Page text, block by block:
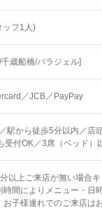
ッフ1人)
歳船橋/パラジェル]
／JCB／PayPay
駅から徒歩5分以内／店
受付OK／3席（ベッド）
以上ご来店が無い場合
時間によりメニュー・日
お子様連れでのご来店は